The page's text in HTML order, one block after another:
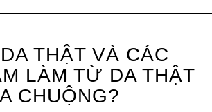
THẬT VÀ CÁC
LÀM TỪ DA THẬT
CHUỘNG?